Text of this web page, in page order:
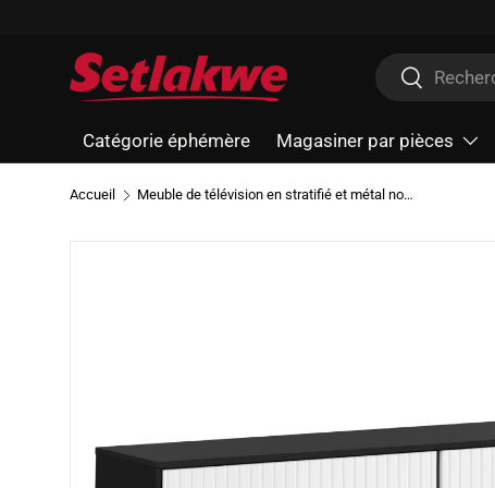
Recherche
Rechercher
Catégorie éphémère Magasiner par pièces
Accueil Meuble de télévision en stratifié et métal noir à 2 portes - I 2732-2733